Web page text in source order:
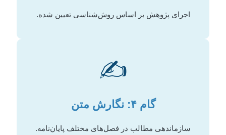
اجرای پژوهش بر اساس روش‌شناسی تعیین شده.
✍️
گام ۴: نگارش متن
سازماندهی مطالب در فصل‌های مختلف پایان‌نامه.